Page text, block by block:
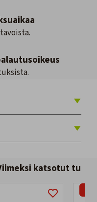
katsotut